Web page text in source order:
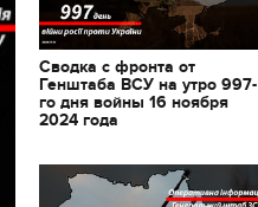
Сводка с фронта от
Генштаба ВСУ на утро 997-
го дня войны 16 ноября
2024 года